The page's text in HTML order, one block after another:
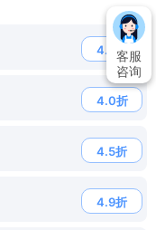
4.7折
4.0折
4.5折
4.9折
客服
咨询